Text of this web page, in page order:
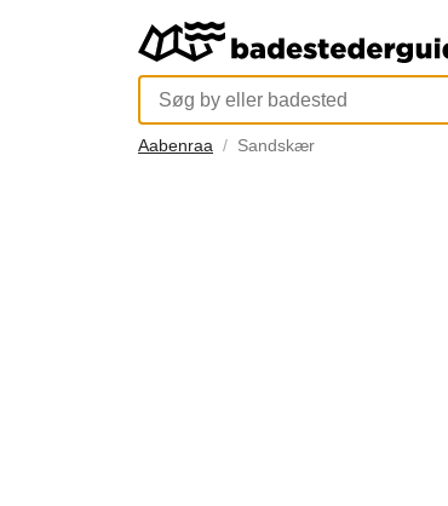
Aabenraa Sandskær